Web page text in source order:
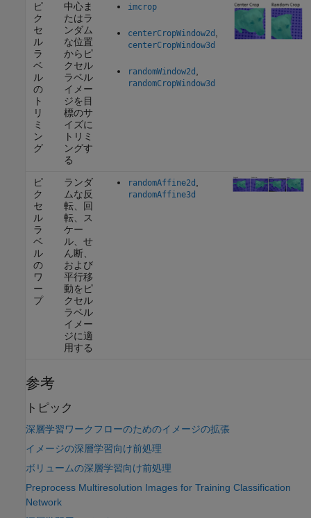
ピ
ク
セ
ル
ラ
ベ
ル
の
ト
リ
ミ
ン
グ
中心ま
たはラ
ンダム
な位置
からピ
クセル
ラベル
イメー
ジを目
標のサ
イズに
トリミ
ングす
る
imcrop
centerCropWindow2d ,
centerCropWindow3d
randomWindow2d ,
randomCropWindow3d
ピ
ク
セ
ル
ラ
ベ
ル
の
ワ
ー
プ
ランダ
ムな反
転、回
転、ス
ケー
ル、せ
ん断、
および
平行移
動をピ
クセル
ラベル
イメー
ジに適
用する
randomAffine2d ,
randomAffine3d
参考
トピック
深層学習ワークフローのためのイメージの拡張
イメージの深層学習向け前処理
ボリュームの深層学習向け前処理
Preprocess Multiresolution Images for Training Classification
Network